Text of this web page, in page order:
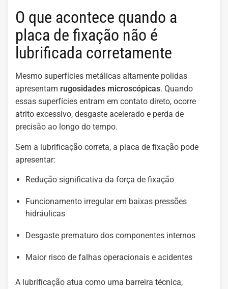
O que acontece quando a
placa de fixação não é
lubrificada corretamente
Mesmo superfícies metálicas altamente polidas
apresentam rugosidades microscópicas. Quando
essas superfícies entram em contato direto, ocorre
atrito excessivo, desgaste acelerado e perda de
precisão ao longo do tempo.
Sem a lubrificação correta, a placa de fixação pode
apresentar:
Redução significativa da força de fixação
Funcionamento irregular em baixas pressões
hidráulicas
Desgaste prematuro dos componentes internos
Maior risco de falhas operacionais e acidentes
A lubrificação atua como uma barreira técnica,